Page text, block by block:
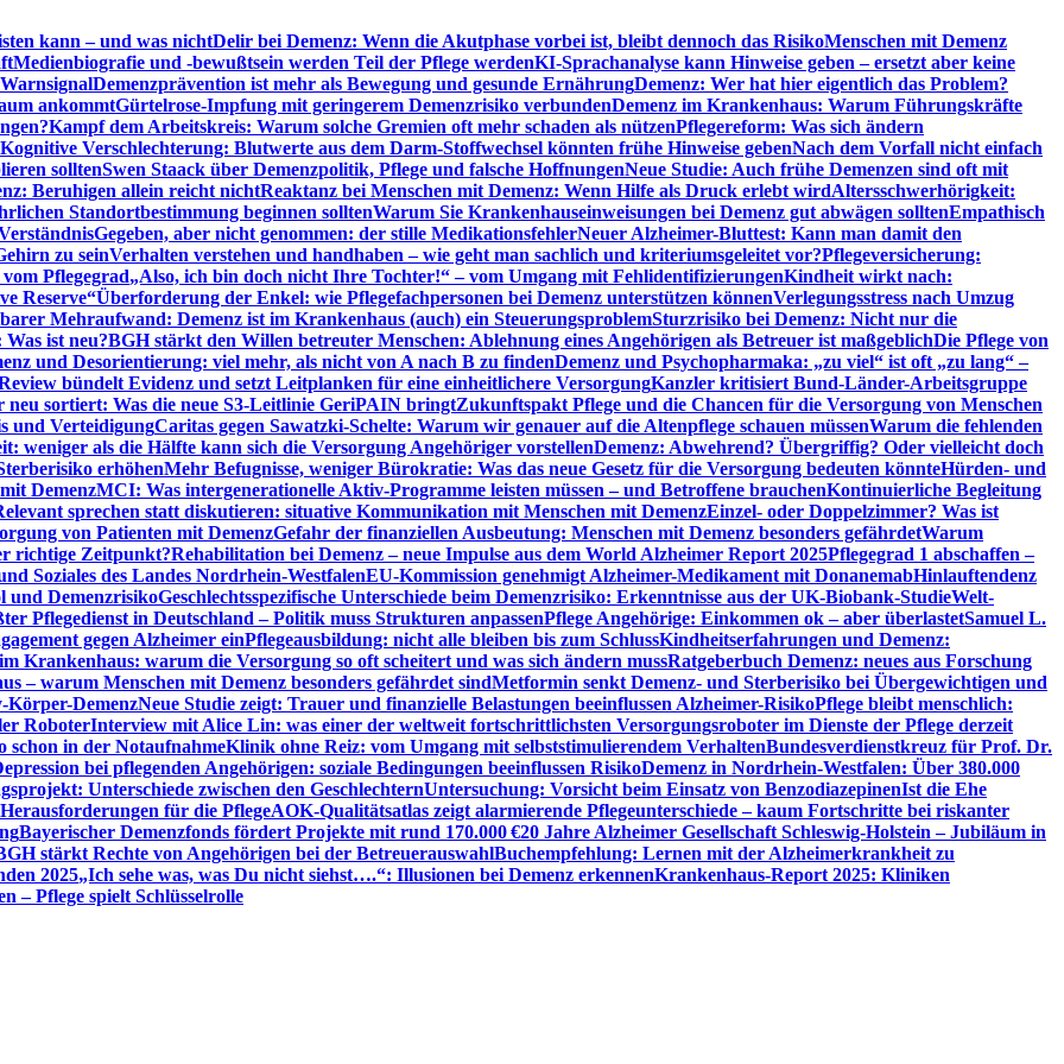
kann – und was nichtDelir bei Demenz: Wenn die Akutphase vorbei ist, bleibt dennoch das RisikoMenschen mit Demenz
Medienbiografie und -bewußtsein werden Teil der Pflege werdenKI-Sprachanalyse kann Hinweise geben – ersetzt aber keine
Demenzprävention ist mehr als Bewegung und gesunde ErnährungDemenz: Wer hat hier eigentlich das Problem?
ankommtGürtelrose-Impfung mit geringerem Demenzrisiko verbundenDemenz im Krankenhaus: Warum Führungskräfte
Kampf dem Arbeitskreis: Warum solche Gremien oft mehr schaden als nützenPflegereform: Was sich ändern
Kognitive Verschlechterung: Blutwerte aus dem Darm-Stoffwechsel könnten frühe Hinweise gebenNach dem Vorfall nicht einfach
solltenSwen Staack über Demenzpolitik, Pflege und falsche HoffnungenNeue Studie: Auch frühe Demenzen sind oft mit
Beruhigen allein reicht nichtReaktanz bei Menschen mit Demenz: Wenn Hilfe als Druck erlebt wirdAltersschwerhörigkeit:
Standortbestimmung beginnen solltenWarum Sie Krankenhauseinweisungen bei Demenz gut abwägen solltenEmpathisch
Gegeben, aber nicht genommen: der stille MedikationsfehlerNeuer Alzheimer-Bluttest: Kann man damit den
zu seinVerhalten verstehen und handhaben – wie geht man sachlich und kriteriumsgeleitet vor?Pflegeversicherung:
Pflegegrad„Also, ich bin doch nicht Ihre Tochter!“ – vom Umgang mit FehlidentifizierungenKindheit wirkt nach:
Reserve“Überforderung der Enkel: wie Pflegefachpersonen bei Demenz unterstützen könnenVerlegungsstress nach Umzug
Mehraufwand: Demenz ist im Krankenhaus (auch) ein SteuerungsproblemSturzrisiko bei Demenz: Nicht nur die
ist neu?BGH stärkt den Willen betreuter Menschen: Ablehnung eines Angehörigen als Betreuer ist maßgeblichDie Pflege von
und Desorientierung: viel mehr, als nicht von A nach B zu findenDemenz und Psychopharmaka: „zu viel“ ist oft „zu lang“ –
bündelt Evidenz und setzt Leitplanken für eine einheitlichere VersorgungKanzler kritisiert Bund-Länder-Arbeitsgruppe
neu sortiert: Was die neue S3-Leitlinie GeriPAIN bringtZukunftspakt Pflege und die Chancen für die Versorgung von Menschen
und VerteidigungCaritas gegen Sawatzki-Schelte: Warum wir genauer auf die Altenpflege schauen müssenWarum die fehlenden
weniger als die Hälfte kann sich die Versorgung Angehöriger vorstellenDemenz: Abwehrend? Übergriffig? Oder vielleicht doch
erhöhenMehr Befugnisse, weniger Bürokratie: Was das neue Gesetz für die Versorgung bedeuten könnteHürden- und
DemenzMCI: Was intergenerationelle Aktiv-Programme leisten müssen – und Betroffene brauchenKontinuierliche Begleitung
sprechen statt diskutieren: situative Kommunikation mit Menschen mit DemenzEinzel- oder Doppelzimmer? Was ist
von Patienten mit DemenzGefahr der finanziellen Ausbeutung: Menschen mit Demenz besonders gefährdetWarum
richtige Zeitpunkt?Rehabilitation bei Demenz – neue Impulse aus dem World Alzheimer Report 2025Pflegegrad 1 abschaffen –
Soziales des Landes Nordrhein-WestfalenEU-Kommission genehmigt Alzheimer-Medikament mit DonanemabHinlauftendenz
und DemenzrisikoGeschlechtsspezifische Unterschiede beim Demenzrisiko: Erkenntnisse aus der UK-Biobank-StudieWelt-
Pflegedienst in Deutschland – Politik muss Strukturen anpassenPflege Angehörige: Einkommen ok – aber überlastetSamuel L.
gegen Alzheimer einPflegeausbildung: nicht alle bleiben bis zum SchlussKindheitserfahrungen und Demenz:
Krankenhaus: warum die Versorgung so oft scheitert und was sich ändern mussRatgeberbuch Demenz: neues aus Forschung
– warum Menschen mit Demenz besonders gefährdet sindMetformin senkt Demenz- und Sterberisiko bei Übergewichtigen und
Körper-DemenzNeue Studie zeigt: Trauer und finanzielle Belastungen beeinflussen Alzheimer-RisikoPflege bleibt menschlich:
RoboterInterview mit Alice Lin: was einer der weltweit fortschrittlichsten Versorgungsroboter im Dienste der Pflege derzeit
schon in der NotaufnahmeKlinik ohne Reiz: vom Umgang mit selbststimulierendem VerhaltenBundesverdienstkreuz für Prof. Dr.
bei pflegenden Angehörigen: soziale Bedingungen beeinflussen RisikoDemenz in Nordrhein-Westfalen: Über 380.000
Unterschiede zwischen den GeschlechternUntersuchung: Vorsicht beim Einsatz von BenzodiazepinenIst die Ehe
für die PflegeAOK-Qualitätsatlas zeigt alarmierende Pflegeunterschiede – kaum Fortschritte bei riskanter
Bayerischer Demenzfonds fördert Projekte mit rund 170.000 €20 Jahre Alzheimer Gesellschaft Schleswig-Holstein – Jubiläum in
stärkt Rechte von Angehörigen bei der BetreuerauswahlBuchempfehlung: Lernen mit der Alzheimerkrankheit zu
2025„Ich sehe was, was Du nicht siehst….“: Illusionen bei Demenz erkennenKrankenhaus-Report 2025: Kliniken
– Pflege spielt Schlüsselrolle